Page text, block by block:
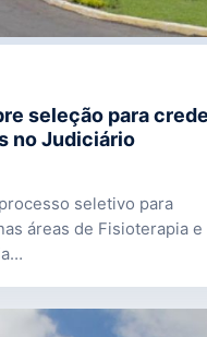
seleção para
no Judiciário
seletivo para
áreas de Fisioterapia e